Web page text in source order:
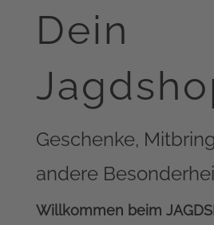
Dein
Geschenke,
andere
Willkommen beim